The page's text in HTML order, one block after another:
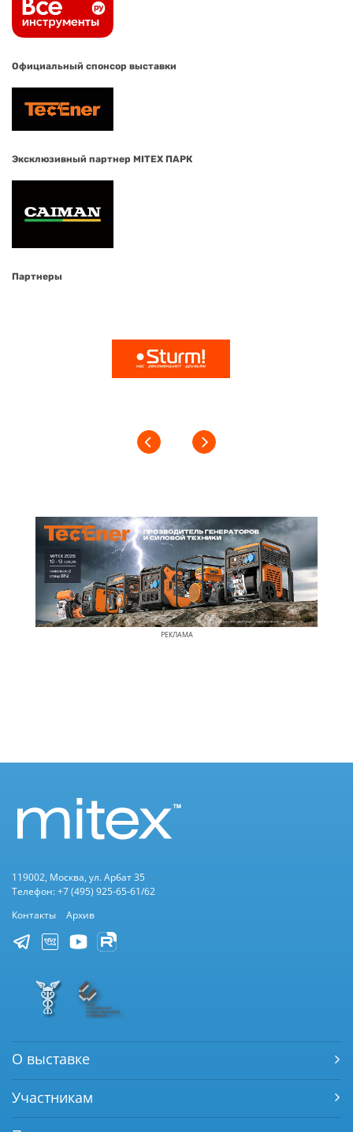
Официальный спонсор выставки
Эксклюзивный партнер MITEX ПАРК
Партнеры
РЕКЛАМА
119002, Москва, ул. Арбат 35
Телефон: +7 (495) 925-65-61/62
Контакты
Архив
О выставке
Участникам